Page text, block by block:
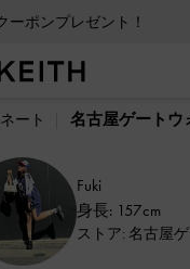
ーポンプレゼント！
ート 名古屋ゲートウ
Fuki
身長: 157cm
ストア: 名古屋